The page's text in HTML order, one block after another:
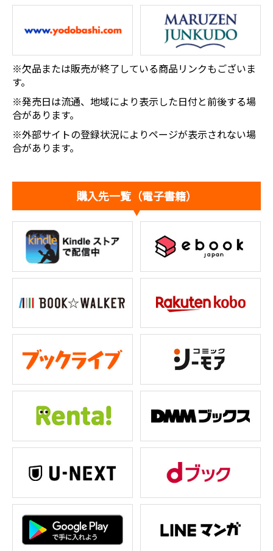
※欠品または販売が終了している商品リンクもございま
す。
※発売日は流通、地域により表示した日付と前後する場
合があります。
※外部サイトの登録状況によりページが表示されない場
合があります。
購入先一覧（電子書籍）